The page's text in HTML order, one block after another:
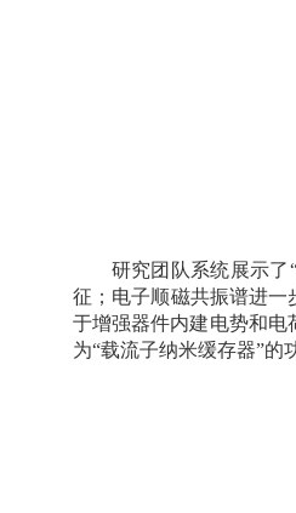
研究团队系统展示
征；电子顺磁共振谱进一
于增强器件内建电势和
为“载流子纳米缓存器”的